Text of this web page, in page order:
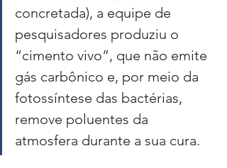
concretada), a equipe de
pesquisadores produziu o
“cimento vivo”, que não emite
gás carbônico e, por meio da
fotossíntese das bactérias,
remove poluentes da
atmosfera durante a sua cura.